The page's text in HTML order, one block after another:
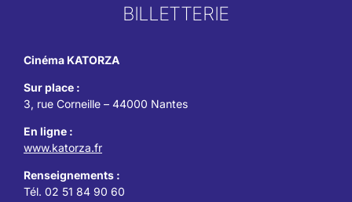
BILLETTERIE
Cinéma KATORZA
Sur place :
3, rue Corneille – 44000 Nantes
En ligne :
www.katorza.fr
Renseignements :
Tél. 02 51 84 90 60